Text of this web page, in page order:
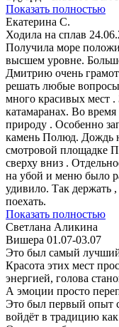
Показать полностью
Екатерина С.
Ходила на сплав
Получила море
высшем уровне.
Дмитрию очень
решать любые
много красивых мест
катамаранах. Во
природу . Особенно
камень Полюд. Дождь
смотровой площадке
сверху вниз .
на убой и меню было
удивило. Так держать
поехать.
Показать полностью
Светлана Аликина
Вишера 01.07-03.07
Это был самый
Красота этих мест
энергией, голова
А эмоции просто
Это был первый опыт
войдёт в традицию